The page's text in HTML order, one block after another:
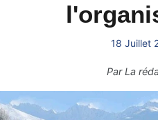
18 Juillet
ParLa